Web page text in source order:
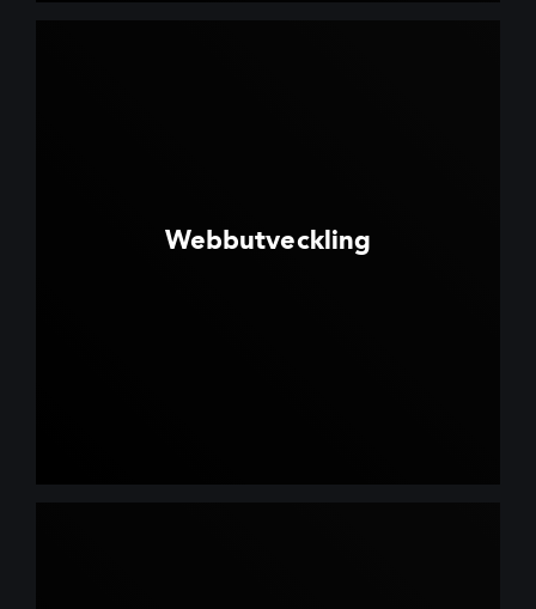
Webbutveckling